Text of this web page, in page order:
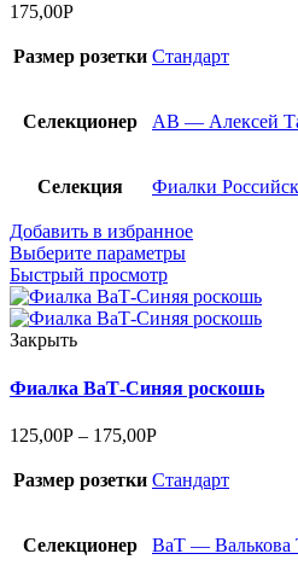
175,00Р
Размер розетки Стандарт
Селекционер АВ — Алексей
Селекция Фиалки
Добавить в избранное
Выберите параметры
Быстрый просмотр
Закрыть
Фиалка ВаТ-Синяя роскошь
125,00Р – 175,00Р
Размер розетки Стандарт
Селекционер ВаТ — Валькова